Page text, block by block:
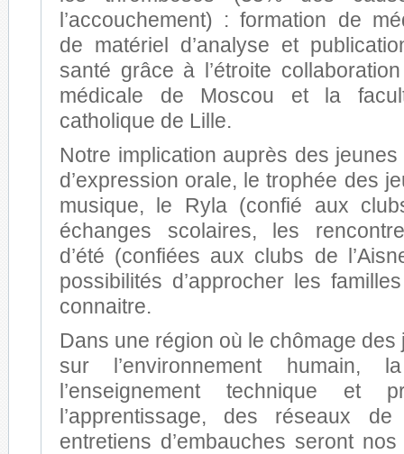
l’accouchement) : formation de
de matériel d’analyse et
santé grâce à l’étroite
médicale de Moscou et la
catholique de Lille.
Notre implication auprès des
d’expression orale, le trophée des
musique, le Ryla (confié aux
échanges scolaires, les
d’été (confiées aux clubs de
possibilités d’approcher les
connaitre.
Dans une région où le chômage
sur l’environnement humain,
l’enseignement technique et
l’apprentissage, des réseaux
entretiens d’embauches seront